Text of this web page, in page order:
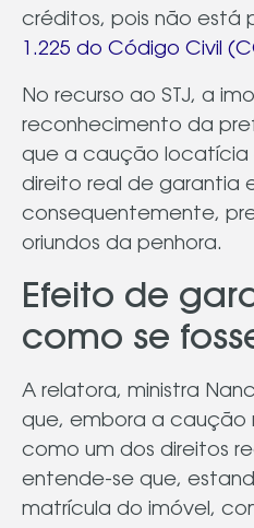
créditos, pois não está
1.225 do Código Civil
No recurso ao STJ, a
reconhecimento da
que a caução locatícia
direito real de garantia
consequentemente,
oriundos da penhora.
Efeito de
como se
A relatora, ministra
que, embora a caução
como um dos direitos
entende-se que,
matrícula do imóvel,